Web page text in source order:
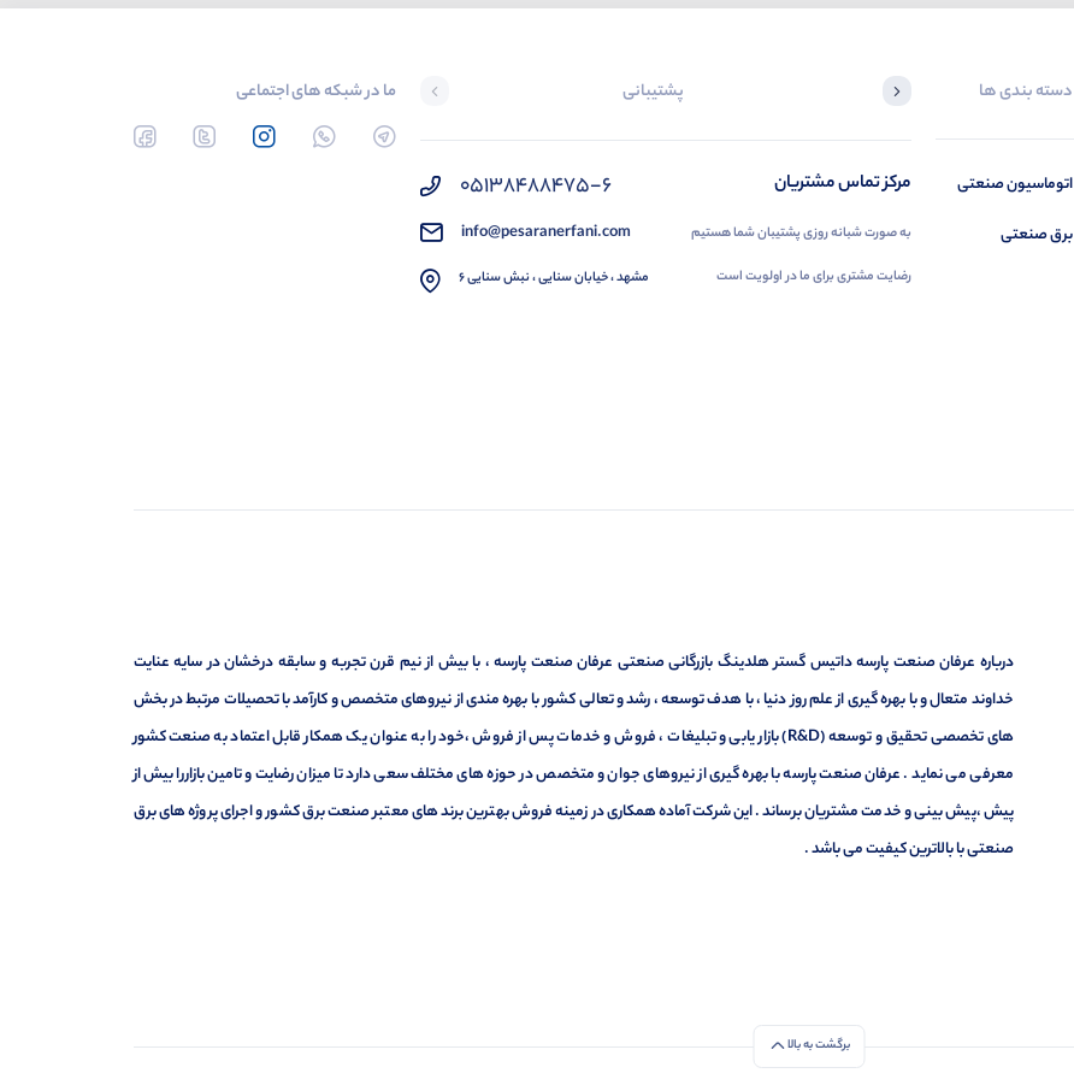
دسته بندی ها
اتوماسیون صنعتی
برق صنعتی
پشتیبانی
مرکز تماس مشتریان
به صورت شبانه روزی پشتیبان شما هستیم
رضایت مشتری برای ما در اولویت است
05138488475-6
info@pesaranerfani.com
مشهد ، خیابان سنایی ، نبش سنایی 6
ما در شبکه های اجتماعی
درباره عرفان صنعت پارسه داتیس گستر هلدینگ بازرگانی صنعتی عرفان صنعت پارسه ، با بیش از نیم قرن تجربه و سابقه درخشان در سایه عنایت
خداوند متعال و با بهره گیری از علم روز دنیا ، با هدف توسعه ، رشد و تعالی کشور با بهره مندی از نیروهای متخصص و کارآمد با تحصیلات مرتبط در بخش
های تخصصی تحقیق و توسعه (R&D) بازار یابی و تبلیغات ، فروش و خدمات پس از فروش ،خود را به عنوان یک همکار قابل اعتماد به صنعت کشور
معرفی می نماید . عرفان صنعت پارسه با بهره گیری از نیروهای جوان و متخصص در حوزه های مختلف سعی دارد تا میزان رضایت و تامین بازاررا بیش از
پیش ،پیش بینی و خدمت مشتریان برساند . این شرکت آماده همکاری در زمینه فروش بهترین برند های معتبر صنعت برق کشور و اجرای پروژه های برق
صنعتی با بالاترین کیفیت می باشد .
برگشت به بالا